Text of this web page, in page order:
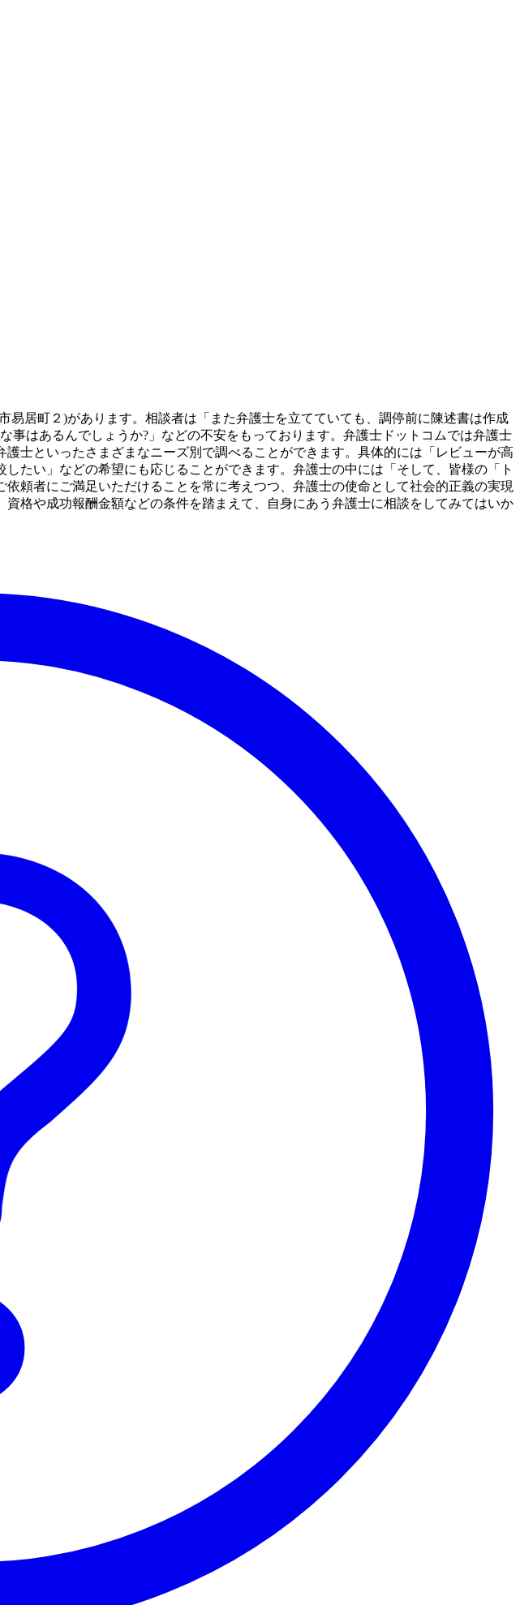
居町２)があります。相談者は「また弁護士を立てていても、調停前に陳述書は作成
はあるんでしょうか?」などの不安をもっております。弁護士ドットコムでは弁護士
士といったさまざまなニーズ別で調べることができます。具体的には「レビューが高
たい」などの希望にも応じることができます。弁護士の中には「そして、皆様の「ト
頼者にご満足いただけることを常に考えつつ、弁護士の使命として社会的正義の実現
格や成功報酬金額などの条件を踏まえて、自身にあう弁護士に相談をしてみてはいか